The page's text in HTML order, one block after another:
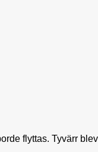
flyttas. Tyvärr